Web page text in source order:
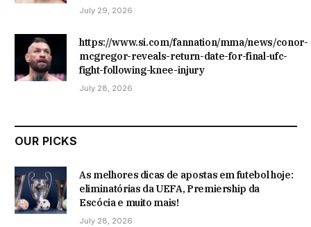
July 29, 2026
https://www.si.com/fannation/mma/news/conor-
mcgregor-reveals-return-date-for-final-ufc-
fight-following-knee-injury
July 28, 2026
OUR PICKS
As melhores dicas de apostas em futebol hoje:
eliminatórias da UEFA, Premiership da
Escócia e muito mais!
July 28, 2026